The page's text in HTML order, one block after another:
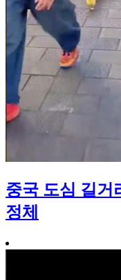
중국 도심 길거
정체